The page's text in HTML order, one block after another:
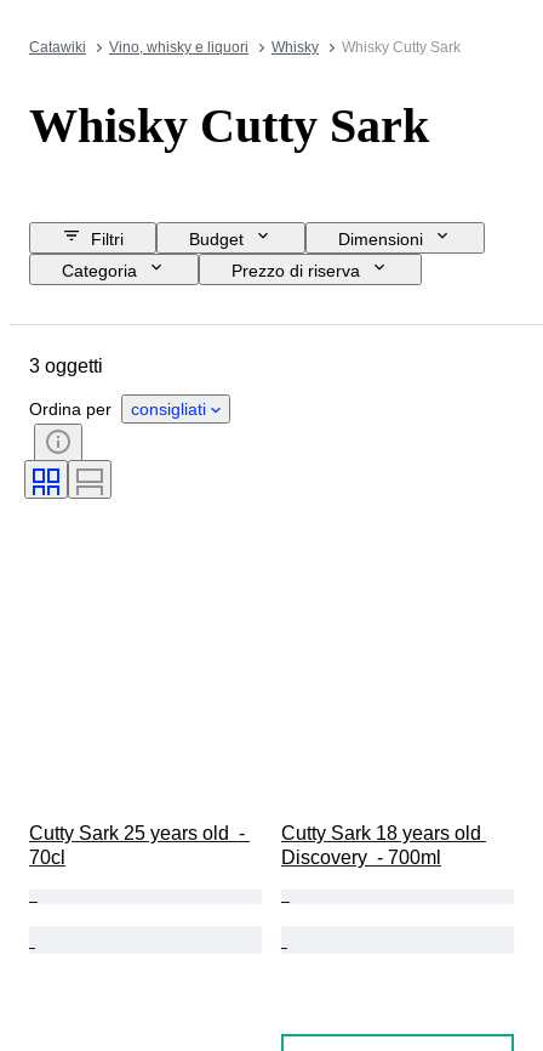
Catawiki Vino, whisky e liquori Whisky Whisky Cutty Sark
Whisky Cutty Sark
Filtri Budget
Dimensioni
Categoria
Prezzo di riserva
Paese d’origine
Formato della bottiglia
Elenco delle percentuali di alcool
3 oggetti
Ordina per consigliati
Cutty Sark 25 years old  -
70cl
Cutty Sark 18 years old
Discovery  - 700ml